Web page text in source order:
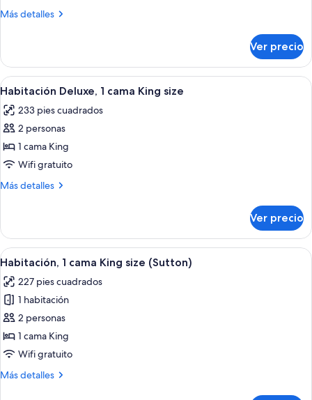
camas
Más detalles
Más
Deluxe,
camas
size
Ver precio
Abrir
todas
las
fotos
de
Habitación
Deluxe,
King
size
Una habitación de hotel con una
8
Habitación Deluxe, 1 cama King size
233 pies cuadrados
2 personas
1 cama King
Wifi gratuito
Más detalles
Más
Deluxe,
cama
size
Ver precio
Abrir
todas
las
fotos
de
Habitación,
1
King
Una habitación de hotel con una
8
Habitación, 1 cama King size (Sutton)
227 pies cuadrados
1 habitación
2 personas
1 cama King
Wifi gratuito
Más detalles
Más